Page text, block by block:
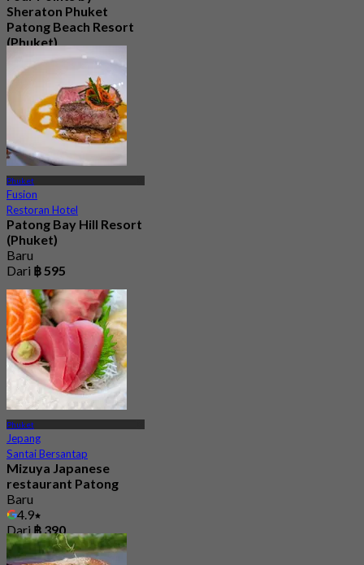
Sheraton Phuket
Patong Beach Resort
(Phuket)
5.0
78 telah dipesan
Dari
฿ 470
Phuket
Fusion
Restoran Hotel
Patong Bay Hill Resort
(Phuket)
Baru
Dari ฿ 595
Phuket
Jepang
Santai Bersantap
Mizuya Japanese
restaurant Patong
Baru
4.9
Dari฿ 390